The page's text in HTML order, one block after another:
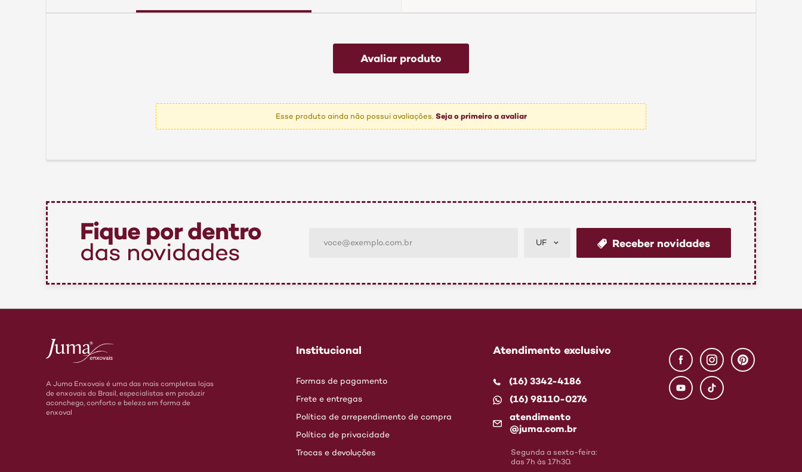
Esse produto ainda não possui avaliações. Seja o primeiro a avaliar
Fique por dentro
das novidades UF Receber novidades
A Juma Enxovais é uma das mais completas lojas
de enxovais do Brasil, especialistas em produzir
aconchego, conforto e beleza em forma de
enxoval
Institucional
Formas de pagamento
Frete e entregas
Política de arrependimento de compra
Política de privacidade
Trocas e devoluções
Atendimento exclusivo
(16) 3342-4186
(16) 98110-0276
atendimento
@juma.com.br
Segunda a sexta-feira:
das 7h às 17h30.